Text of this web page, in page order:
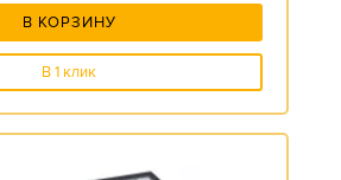
В КОРЗИНУ
В 1 клик